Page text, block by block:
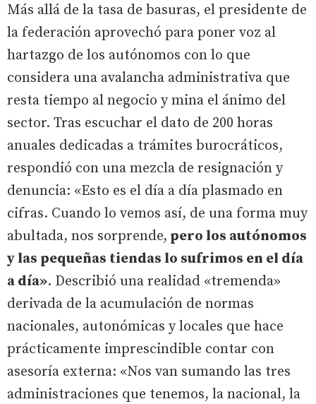
Más allá de la tasa de basuras, el presidente de
la federación aprovechó para poner voz al
hartazgo de los autónomos con lo que
considera una avalancha administrativa que
resta tiempo al negocio y mina el ánimo del
sector. Tras escuchar el dato de 200 horas
anuales dedicadas a trámites burocráticos,
respondió con una mezcla de resignación y
denuncia: «Esto es el día a día plasmado en
cifras. Cuando lo vemos así, de una forma muy
abultada, nos sorprende, pero los autónomos
y las pequeñas tiendas lo sufrimos en el día
a día». Describió una realidad «tremenda»
derivada de la acumulación de normas
nacionales, autonómicas y locales que hace
prácticamente imprescindible contar con
asesoría externa: «Nos van sumando las tres
administraciones que tenemos, la nacional, la